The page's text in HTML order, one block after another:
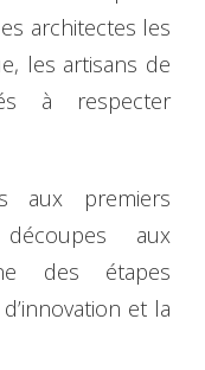
architectes les
les artisans de
à respecter
aux premiers
aux
des étapes
et la